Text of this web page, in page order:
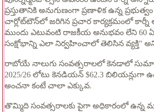
ప్రస్తుతానికి అనుగుణంగా ప్రణాళిక ఉన్న
చార్లోట్‌టౌన్‌లో జరిగిన ప్రచార కార్యక్రమంలో
ముందు ఎటువంటి రాజకీయ అనుభవం లేని 60
సంక్షోభాన్ని ఎలా నిర్వహించాలో తెలిసిన వ్యక్తి" అని
రాబోయే నాలుగు సంవత్సరాలలో కెనడాలో సుమారు
2025/26 లోటు కెనడియన్ $62.3
అంచనా కంటే చాలా ఎక్కువ.
తొమ్మిది సంవత్సరాలకు పైగా అధికారంలో ఉన్న